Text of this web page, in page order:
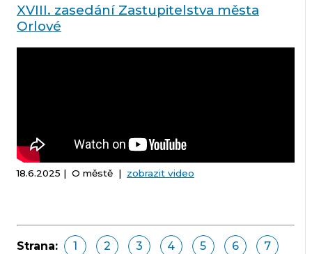
XVIII. zasedání Zastupitelstva města
Orlové
18.6.2025 | O městě | zobrazit video
Strana: 1 2 3 4 5 6 7